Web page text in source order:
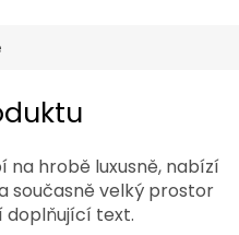
hrobě luxusně, nabízí
současně velký prostor
doplňující text.